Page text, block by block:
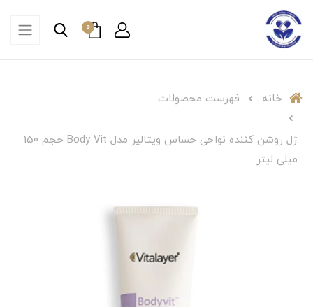
0
خانه فهرست محصولات
ژل روشن کننده نواحی حساس ویتالیر مدل Body Vit حجم 150
میلی لیتر